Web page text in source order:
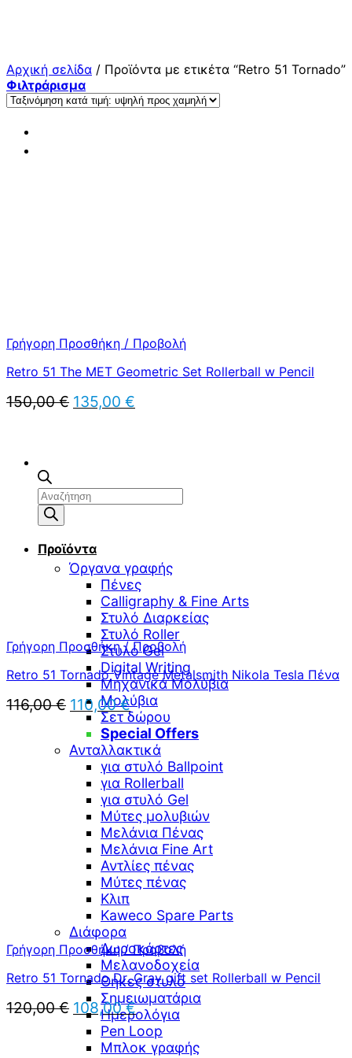
Αναζήτηση
προϊόντων
Προϊόντα
Όργανα γραφής
Πένες
Calligraphy & Fine Arts
Στυλό Διαρκείας
Στυλό Roller
Στυλό Gel
Digital Writing
Μηχανικά Μολύβια
Μολύβια
Σετ δώρου
Special Offers
Ανταλλακτικά
για στυλό Ballpoint
για Rollerball
για στυλό Gel
Μύτες μολυβιών
Μελάνια Πένας
Μελάνια Fine Art
Αντλίες πένας
Μύτες πένας
Κλιπ
Kaweco Spare Parts
Διάφορα
Δωροκάρτες
Μελανοδοχεία
Θήκες στυλό
Σημειωματάρια
Ημερολόγια
Pen Loop
Μπλοκ γραφής
Αρχική σελίδα / Προϊόντα με ετικέτα “Retro 51 Tornado”
Φιλτράρισμα
Γρήγορη Προσθήκη / Προβολή
Retro 51 The MET Geometric Set Rollerball w Pencil
150,00€ Original
price
135,00 €
Γρήγορη Προσθήκη / Προβολή
Retro 51 Tornado Vintage Metalsmith Nikola Tesla Πένα
116,00€ Original
price
was:
116,00 €.
110,00€Η
τρέχουσα
τιμή
είναι:
110,00 €.
Γρήγορη Προσθήκη / Προβολή
Retro 51 Tornado Dr. Gray gift set Rollerball w Pencil
120,00€ Original
price
was:
120,00 €.
108,00€Η
τρέχουσα
τιμή
είναι: